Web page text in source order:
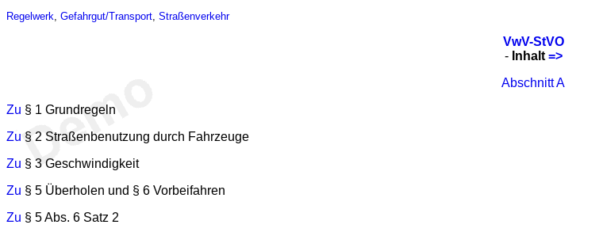
Regelwerk Gefahrgut/Transport Straßenverkehr
VwV-StVO
- Inhalt =>
Abschnitt A
Zu § 1 Grundregeln
Zu § 2 Straßenbenutzung durch Fahrzeuge
Zu § 3 Geschwindigkeit
Zu § 5 Überholen und § 6 Vorbeifahren
Zu § 5 Abs. 6 Satz 2